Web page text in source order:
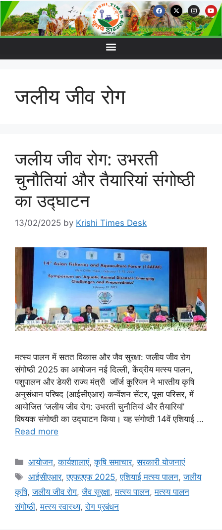
जलीय जीव रोग
जलीय जीव रोग: उभरती
चुनौतियां और तैयारियां संगोष्ठी
का उद्घाटन
13/02/2025 by Krishi Times Desk
मत्स्य पालन में सतत विकास और जैव सुरक्षा: जलीय जीव रोग
संगोष्ठी 2025 का आयोजन नई दिल्ली, केंद्रीय मत्स्य पालन,
पशुपालन और डेयरी राज्य मंत्री जॉर्ज कुरियन ने भारतीय कृषि
अनुसंधान परिषद (आईसीएआर) कन्वेंशन सेंटर, पूसा परिसर, में
आयोजित ‘जलीय जीव रोग: उभरती चुनौतियां और तैयारियां’
विषयक संगोष्ठी का उद्घाटन किया। यह संगोष्ठी 14वें एशियाई …
Read more
आयोजन,कार्यशालाएं,कृषि समाचार,सरकारी योजनाएं
आईसीएआर,एएफएएफ 2025,एशियाई मत्स्य पालन,जलीय
कृषि,जलीय जीव रोग,जैव सुरक्षा,मत्स्य पालन,मत्स्य पालन
संगोष्ठी,मत्स्य स्वास्थ्य,रोग प्रबंधन